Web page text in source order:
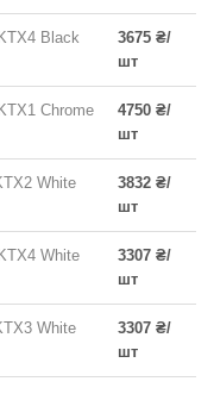
Black
3675 ₴/
шт
Chrome
4750 ₴/
шт
White
3832 ₴/
шт
White
3307 ₴/
шт
White
3307 ₴/
шт